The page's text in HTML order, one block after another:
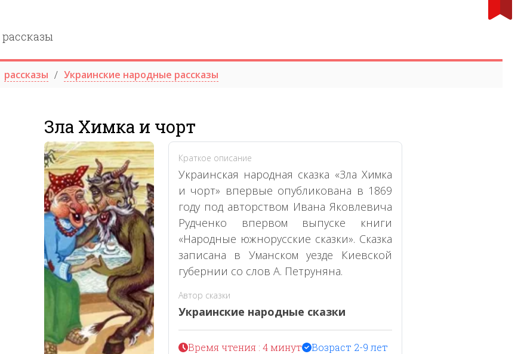
рассказы
рассказы Украинские народные рассказы
Зла Химка и чорт
Краткое описание
Украинская народная сказка «Зла Химка
и чорт» впервые опубликована в 1869
году под авторством Ивана Яковлевича
Рудченко впервом выпуске книги
«Народные южнорусские сказки». Сказка
записана в Уманском уезде Киевской
губернии со слов А. Петруняна.
Автор сказки
Украинские народные сказки
Время чтения : 4 минут Возраст 2-9 лет